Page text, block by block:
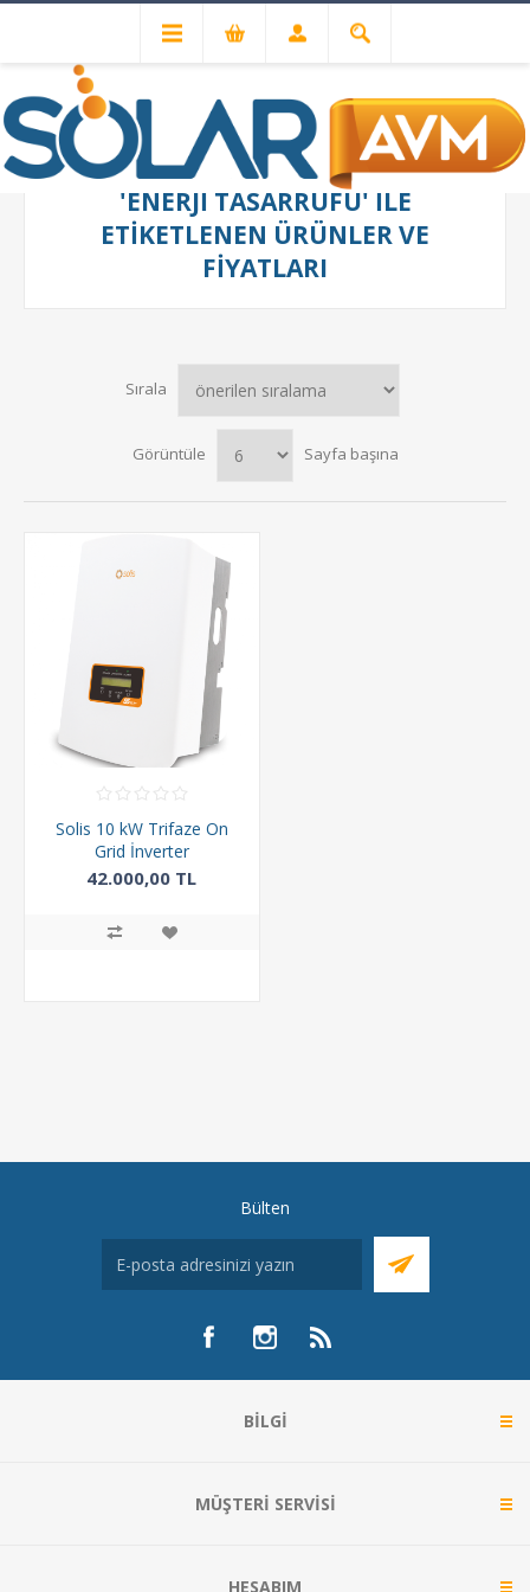
'ENERJI TASARRUFU' ILE
ETIKETLENEN ÜRÜNLER VE
FIYATLARI
Sırala
Görüntüle Sayfa başına
Solis 10 kW Trifaze On
Grid İnverter
42.000,00 TL
Bülten
BILGI
MÜŞTERI SERVISI
HESABIM